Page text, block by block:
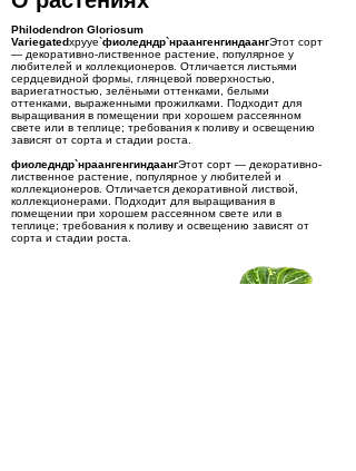
Philodendron Gloriosum
Variegatedхрууе`фиоледндр`нраангенгиндаангЭтот сорт
— декоративно-лиственное растение, популярное у
любителей и коллекционеров. Отличается листьями
сердцевидной формы, глянцевой поверхностью,
вариегатностью, зелёными оттенками, белыми
оттенками, выраженными прожилками. Подходит для
выращивания в помещении при хорошем рассеянном
свете или в теплице; требования к поливу и освещению
зависят от сорта и стадии роста.
фиоледндр`нраангенгиндаангЭтот сорт — декоративно-
лиственное растение, популярное у любителей и
коллекционеров. Отличается декоративной листвой,
коллекционерами. Подходит для выращивания в
помещении при хорошем рассеянном свете или в
теплице; требования к поливу и освещению зависят от
сорта и стадии роста.